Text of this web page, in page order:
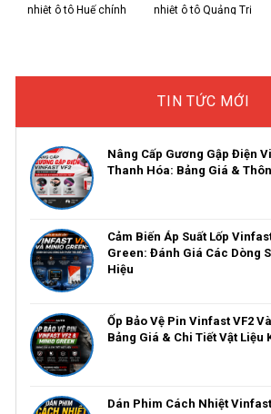
nhiệt ô tô Huế chính
nhiệt ô tô Quảng Trị
TIN TỨC MỚI
Nâng Cấp Gương Gập Điện
Thanh Hóa: Bảng Giá &
Cảm Biến Áp Suất Lốp
Green: Đánh Giá Các Dòng
Hiệu
Ốp Bảo Vệ Pin Vinfast VF2
Bảng Giá & Chi Tiết Vật Liệu
Dán Phim Cách Nhiệt